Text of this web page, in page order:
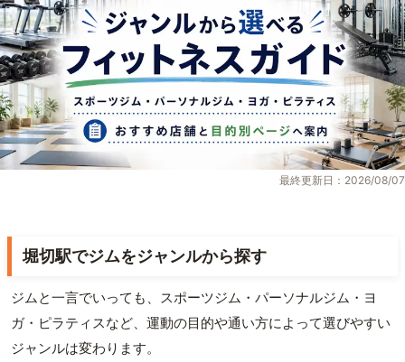
最終更新日：2026/08/07
堀切駅でジムをジャンルから探す
ジムと一言でいっても、スポーツジム・パーソナルジム・ヨ
ガ・ピラティスなど、運動の目的や通い方によって選びやすい
ジャンルは変わります。